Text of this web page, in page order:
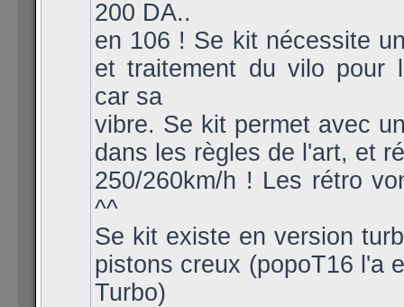
200 DA..
en 106 ! Se kit nécessite
et traitement du vilo pour
car sa
vibre. Se kit permet avec
dans les règles de l'art, et
250/260km/h ! Les rétro
^^
Se kit existe en version
pistons creux (popoT16 l'a
Turbo)